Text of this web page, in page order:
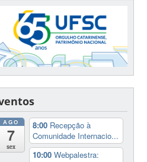
AGO
7
sex
8:00 Recepção à
Comunidade Internacio...
10:00Webpalestra: